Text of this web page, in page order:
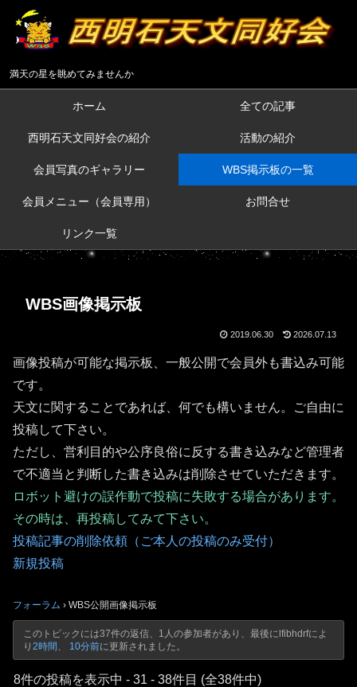
満天の星を眺めてみませんか
ホーム 全ての記事
西明石天文同好会の紹介 活動の紹介
会員写真のギャラリー WBS掲示板の一覧
会員メニュー（会員専用） お問合せ
リンク一覧
WBS画像掲示板
2019.06.30 2026.07.13
画像投稿が可能な掲示板、一般公開で会員外も書込み可能
です。
天文に関することであれば、何でも構いません。ご自由に
投稿して下さい。
ただし、営利目的や公序良俗に反する書き込みなど管理者
で不適当と判断した書き込みは削除させていただきます。
ロボット避けの誤作動で投稿に失敗する場合があります。
その時は、再投稿してみて下さい。
投稿記事の削除依頼（ご本人の投稿のみ受付）
新規投稿
フォーラム › WBS公開画像掲示板
このトピックには37件の返信、1人の参加者があり、最後にlfibhdrfによ
り 2時間、 10分前に更新されました。
8件の投稿を表示中 - 31 - 38件目 (全38件中)